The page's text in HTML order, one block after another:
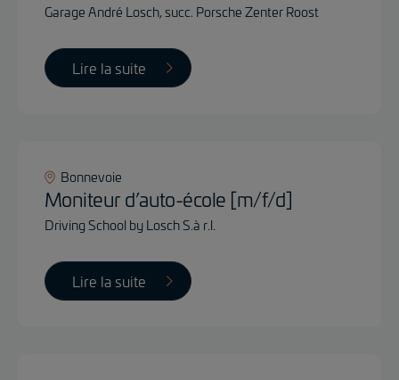
Garage André Losch, succ. Porsche Zenter Roost
Lire la suite
Bonnevoie
Moniteur d’auto-école [m/f/d]
Driving School by Losch S.à r.l.
Lire la suite